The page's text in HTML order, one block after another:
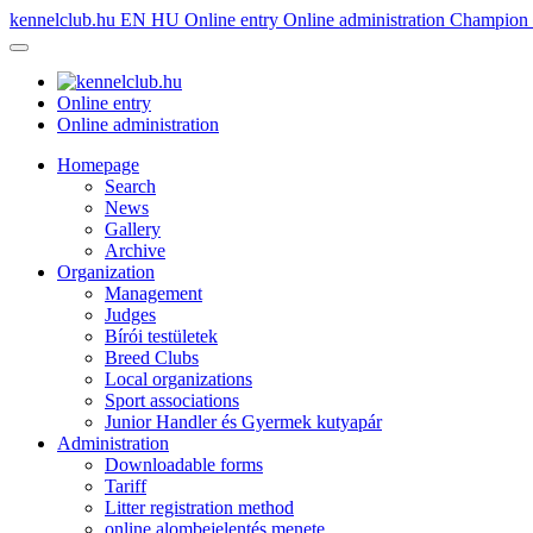
kennelclub.hu EN HU Online entry Online administration Champion
Online entry
Online administration
Homepage
Search
News
Gallery
Archive
Organization
Management
Judges
Bírói testületek
Breed Clubs
Local organizations
Sport associations
Junior Handler és Gyermek kutyapár
Administration
Downloadable forms
Tariff
Litter registration method
online alombejelentés menete